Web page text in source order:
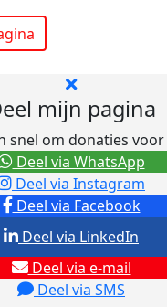
mijn pagina
snel om donaties
Deel via Facebook
Deel via Instagram
Deel via e-mail
Deel via SMS
Deel via LinkedIn
Deel via WhatsApp